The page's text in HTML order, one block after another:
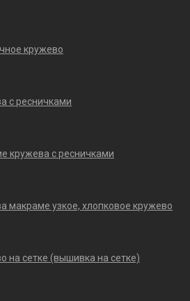
кружево
с ресничками
кружева с ресничками
макраме узкое, хлопковое кружево
на сетке (вышивка на сетке)